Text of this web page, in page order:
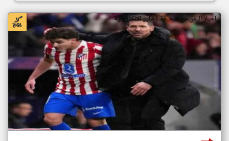
اخبار اليمن من صحيفة ٤ مايو الالكترونية